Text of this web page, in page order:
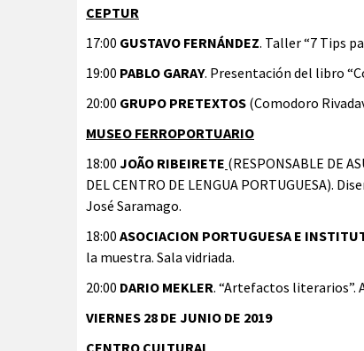
CEPTUR
17:00 GUSTAVO FERNÁNDEZ. Taller “7 Tips
19:00 PABLO GARAY. Presentación del libro
20:00 GRUPO PRETEXTOS (Comodoro
MUSEO FERROPORTUARIO
18:00 JOÃO RIBEIRETE (RESPONSABLE DE
DEL CENTRO DE LENGUA PORTUGUESA).
José Saramago.
18:00 ASOCIACION PORTUGUESA E
la muestra. Sala vidriada.
20:00 DARIO MEKLER. “Artefactos literarios”.
VIERNES 28 DE JUNIO DE 2019
CENTRO CULTURAL